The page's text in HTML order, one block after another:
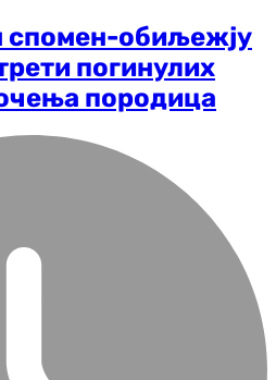
спомен-обиљежју
погинулих
породица